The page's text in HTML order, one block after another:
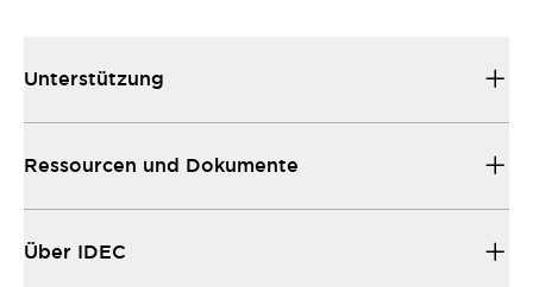
Unterstützung
Ressourcen und Dokumente
Über IDEC